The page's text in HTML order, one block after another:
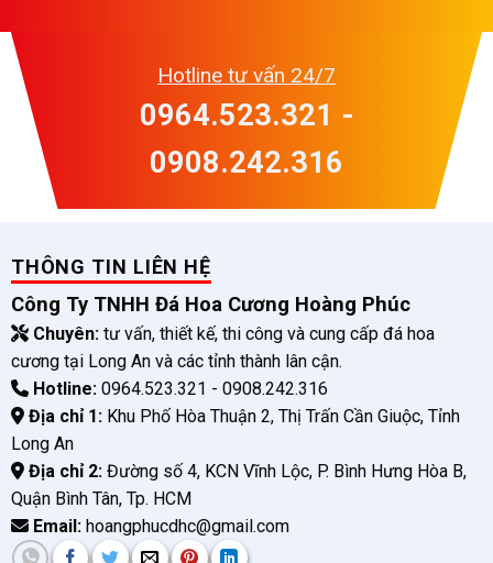
Hotline tư vấn 24/7
0964.523.321 -
0908.242.316
THÔNG TIN LIÊN HỆ
Công Ty TNHH Đá Hoa Cương Hoàng Phúc
Chuyên:tư vấn, thiết kế, thi công và cung cấp đá hoa
cương tại Long An và các tỉnh thành lân cận.
Hotline:0964.523.321 - 0908.242.316
Địa chỉ 1:Khu Phố Hòa Thuận 2, Thị Trấn Cần Giuộc, Tỉnh
Long An
Địa chỉ 2:Đường số 4, KCN Vĩnh Lộc, P. Bình Hưng Hòa B,
Quận Bình Tân, Tp. HCM
Email:hoangphucdhc@gmail.com